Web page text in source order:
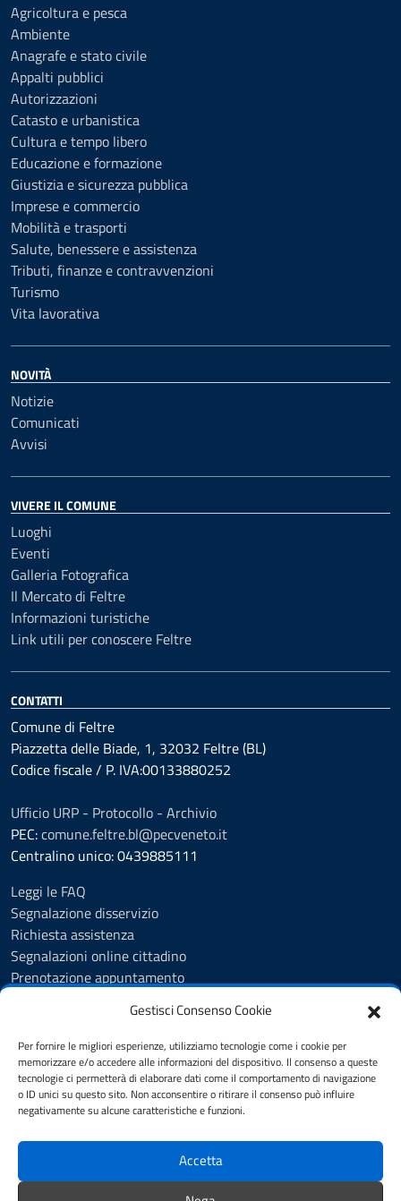
Gestisci Consenso Cookie
Per fornire le migliori esperienze, utilizziamo tecnologie come i cookie per
memorizzare e/o accedere alle informazioni del dispositivo. Il consenso a queste
tecnologie ci permetterà di elaborare dati come il comportamento di navigazione
o ID unici su questo sito. Non acconsentire o ritirare il consenso può influire
negativamente su alcune caratteristiche e funzioni.
Accetta
Agricoltura e pesca
Ambiente
Anagrafe e stato civile
Appalti pubblici
Autorizzazioni
Catasto e urbanistica
Cultura e tempo libero
Educazione e formazione
Giustizia e sicurezza pubblica
Imprese e commercio
Mobilità e trasporti
Salute, benessere e assistenza
Tributi, finanze e contravvenzioni
Turismo
Vita lavorativa
NOVITÀ
Notizie
Comunicati
Avvisi
VIVERE IL COMUNE
Luoghi
Eventi
Galleria Fotografica
Il Mercato di Feltre
Informazioni turistiche
Link utili per conoscere Feltre
CONTATTI
Comune di Feltre
Piazzetta delle Biade, 1, 32032 Feltre (BL)
Codice fiscale / P. IVA:00133880252
Ufficio URP - Protocollo - Archivio
PEC:comune.feltre.bl@pecveneto.it
Centralino unico: 0439885111
Leggi le FAQ
Segnalazione disservizio
Richiesta assistenza
Segnalazioni online cittadino
Prenotazione appuntamento
Amministrazione trasparente
Informativa privacy
Cookie Policy (UE)
Dichiarazione di accessibilità
SEGUICI SU